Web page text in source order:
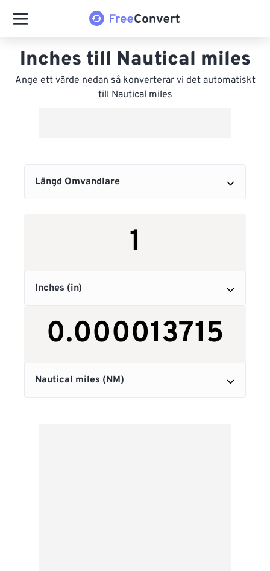
Inches till Nautical miles
Ange ett värde nedan så konverterar vi det automatiskt
till Nautical miles